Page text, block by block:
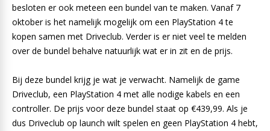
besloten er ook meteen een bundel van te maken. Vanaf 7
oktober is het namelijk mogelijk om een PlayStation 4 te
kopen samen met Driveclub. Verder is er niet veel te melden
over de bundel behalve natuurlijk wat er in zit en de prijs.
Bij deze bundel krijg je wat je verwacht. Namelijk de game
Driveclub, een PlayStation 4 met alle nodige kabels en een
controller. De prijs voor deze bundel staat op €439,99. Als je
dus Driveclub op launch wilt spelen en geen PlayStation 4 hebt,